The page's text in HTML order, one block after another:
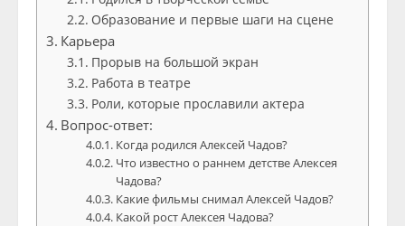
Образование и первые шаги на сцене
Карьера
Прорыв на большой экран
Работа в театре
Роли, которые прославили актера
Вопрос-ответ:
Когда родился Алексей Чадов?
Что известно о раннем детстве Алексея
Чадова?
Какие фильмы снимал Алексей Чадов?
Какой рост Алексея Чадова?